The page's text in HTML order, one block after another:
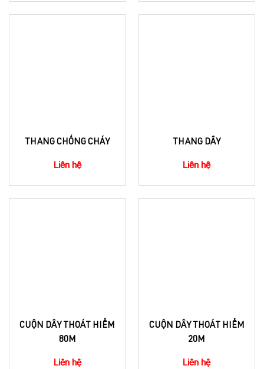
THANG CHỐNG CHÁY
Liên hệ
THANG DÂY
Liên hệ
CUỘN DÂY THOÁT HIỂM
80M
Liên hệ
CUỘN DÂY THOÁT HIỂM
20M
Liên hệ